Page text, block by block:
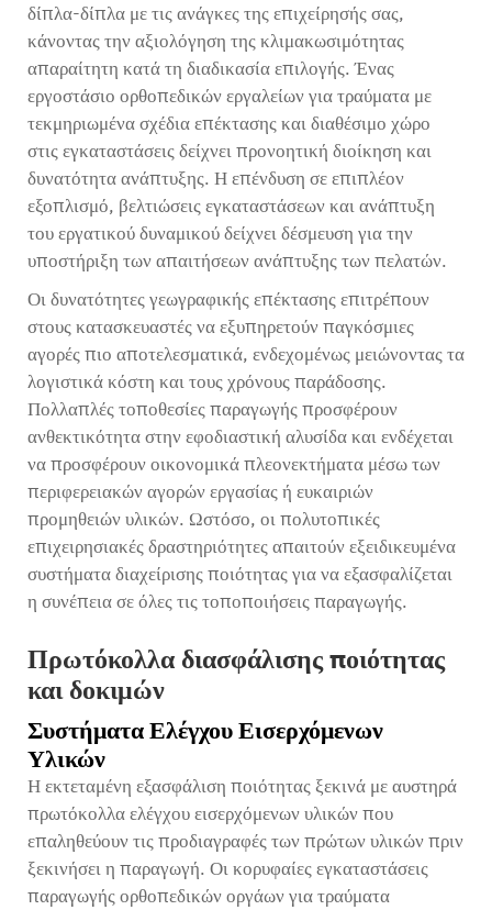
δίπλα-δίπλα με τις ανάγκες της επιχείρησής σας,
κάνοντας την αξιολόγηση της κλιμακωσιμότητας
απαραίτητη κατά τη διαδικασία επιλογής. Ένας
εργοστάσιο ορθοπεδικών εργαλείων για τραύματα με
τεκμηριωμένα σχέδια επέκτασης και διαθέσιμο χώρο
στις εγκαταστάσεις δείχνει προνοητική διοίκηση και
δυνατότητα ανάπτυξης. Η επένδυση σε επιπλέον
εξοπλισμό, βελτιώσεις εγκαταστάσεων και ανάπτυξη
του εργατικού δυναμικού δείχνει δέσμευση για την
υποστήριξη των απαιτήσεων ανάπτυξης των πελατών.
Οι δυνατότητες γεωγραφικής επέκτασης επιτρέπουν
στους κατασκευαστές να εξυπηρετούν παγκόσμιες
αγορές πιο αποτελεσματικά, ενδεχομένως μειώνοντας τα
λογιστικά κόστη και τους χρόνους παράδοσης.
Πολλαπλές τοποθεσίες παραγωγής προσφέρουν
ανθεκτικότητα στην εφοδιαστική αλυσίδα και ενδέχεται
να προσφέρουν οικονομικά πλεονεκτήματα μέσω των
περιφερειακών αγορών εργασίας ή ευκαιριών
προμηθειών υλικών. Ωστόσο, οι πολυτοπικές
επιχειρησιακές δραστηριότητες απαιτούν εξειδικευμένα
συστήματα διαχείρισης ποιότητας για να εξασφαλίζεται
η συνέπεια σε όλες τις τοποποιήσεις παραγωγής.
Πρωτόκολλα διασφάλισης ποιότητας
και δοκιμών
Συστήματα Ελέγχου Εισερχόμενων
Υλικών
Η εκτεταμένη εξασφάλιση ποιότητας ξεκινά με αυστηρά
πρωτόκολλα ελέγχου εισερχόμενων υλικών που
επαληθεύουν τις προδιαγραφές των πρώτων υλικών πριν
ξεκινήσει η παραγωγή. Οι κορυφαίες εγκαταστάσεις
παραγωγής ορθοπεδικών οργάων για τραύματα